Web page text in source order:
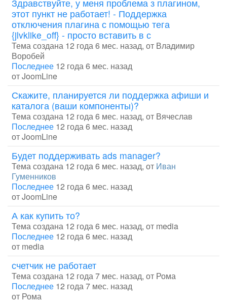
Здравствуйте, у меня проблема з плагином,
этот пункт не работает! - Поддержка
отключения плагина с помощью тега
{jlvklike_off} - просто вставить в с
Тема создана 12 года 6 мес. назад, от Владимир
Воробей
Последнее 12 года 6 мес. назад
отJoomLine
Скажите, планируется ли поддержка афиши и
каталога (ваши компоненты)?
Тема создана 12 года 6 мес. назад, от Вячеслав
Последнее 12 года 6 мес. назад
отJoomLine
Будет поддерживать ads manager?
Тема создана 12 года 6 мес. назад, от Иван
Гуменников
Последнее 12 года 6 мес. назад
отJoomLine
А как купить то?
Тема создана 12 года 6 мес. назад, от media
Последнее 12 года 6 мес. назад
от media
счетчик не работает
Тема создана 12 года 7 мес. назад, от Рома
Последнее 12 года 7 мес. назад
от Рома